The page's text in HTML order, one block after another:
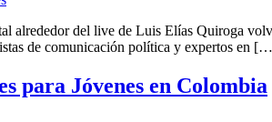
del live de Luis Elías Quiroga
de comunicación política y expertos en
para Jóvenes en Colombia